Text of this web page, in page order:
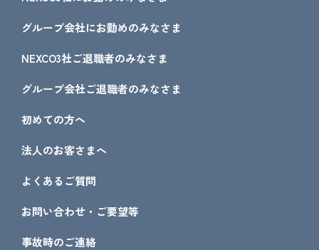
グループ会社にお勤めのみなさま
NEXCO3社ご退職者のみなさま
グループ会社ご退職者のみなさま
初めての方へ
法人のお客さまへ
よくあるご質問
お問い合わせ・ご要望等
事故時のご連絡